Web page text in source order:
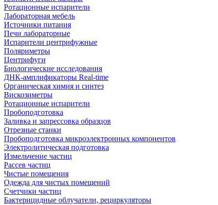
Ротационные испарители
Лабораторная мебель
Источники питания
Печи лабораторные
Испарители центрифужные
Поляриметры
Центрифуги
Биологические исследования
ДНК-амплификаторы Real-time
Органическая химия и синтез
Вискозиметры
Ротационные испарители
Пробоподготовка
Заливка и запрессовка образцов
Отрезные станки
Пробоподготовка микроэлектронных компонентов
Электролитическая подготовка
Измельчение частиц
Рассев частиц
Чистые помещения
Одежда для чистых помещений
Счетчики частиц
Бактерицидные облучатели, рециркуляторы